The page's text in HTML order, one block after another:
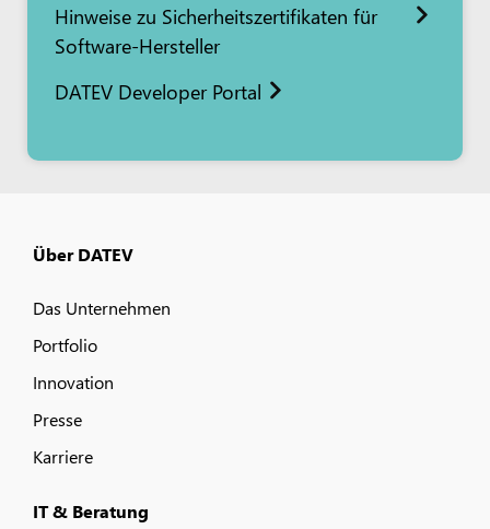
Hinweise zu Sicherheitszertifikaten für
Software-Hersteller
DATEV Developer Portal
Über DATEV
Das Unternehmen
Portfolio
Innovation
Presse
Karriere
IT & Beratung